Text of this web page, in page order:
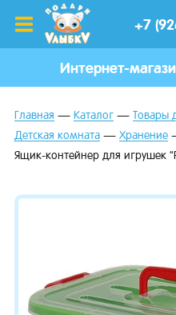
+7
Интернет-
Главная Каталог
Товары
Детская комната
Хранение
Ящик-контейнер для игрушек